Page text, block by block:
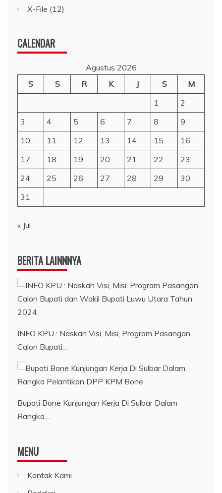
X-File (12)
CALENDAR
Agustus 2026
S
S R K J S
M
1
2
3
4 5 6 7 8
9
10
11 12 13 14 15
16
17
18 19 20 21 22
23
24
25 26 27 28 29
30
31
« Jul
BERITA LAINNNYA
INFO KPU : Naskah Visi, Misi, Program Pasangan
Calon Bupati…
Bupati Bone Kunjungan Kerja Di Sulbar Dalam
Rangka…
MENU
Kontak Kami